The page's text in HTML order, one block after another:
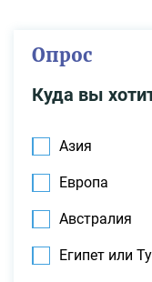
Опрос
Куда вы
Азия
Европа
Австралия
Египет или